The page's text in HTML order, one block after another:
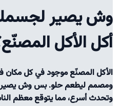
وش يصير
أكل الأكل
الأكل المصنّع موجود في كل
ومصمم ليطعم حلو. بس وش يصير
وتحدث أسرع، مما يتوقع معظم